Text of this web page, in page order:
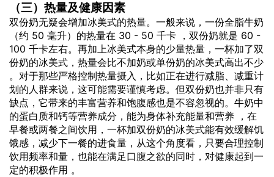
（三）热量及健康因素
双份奶无疑会增加冰美式的热量。一般来说，一份全脂牛奶
（约 50 毫升）的热量在 30 - 50 千卡 ，双份奶就是 60 -
100 千卡左右。再加上冰美式本身的少量热量，一杯加了双
份奶的冰美式，热量会比不加奶或单份奶的冰美式高出不少
。对于那些严格控制热量摄入，比如正在进行减脂、减重计
划的人群来说，这可能需要谨慎考虑。但双份奶也并非只有
缺点，它带来的丰富营养和饱腹感也是不容忽视的。牛奶中
的蛋白质和钙等营养成分，能为身体补充能量和营养 ，在
早餐或两餐之间饮用，一杯加双份奶的冰美式能有效缓解饥
饿感，减少下一餐的进食量，从这个角度看，只要合理控制
饮用频率和量，也能在满足口腹之欲的同时，对健康起到一
定的积极作用 。